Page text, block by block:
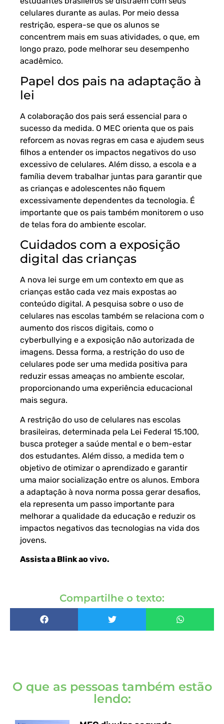
celulares durante as aulas. Por meio dessa
restrição, espera-se que os alunos se
concentrem mais em suas atividades, o que, em
longo prazo, pode melhorar seu desempenho
acadêmico.
Papel dos pais na adaptação à
lei
A colaboração dos pais será essencial para o
sucesso da medida. O MEC orienta que os pais
reforcem as novas regras em casa e ajudem seus
filhos a entender os impactos negativos do uso
excessivo de celulares. Além disso, a escola e a
família devem trabalhar juntas para garantir que
as crianças e adolescentes não fiquem
excessivamente dependentes da tecnologia. É
importante que os pais também monitorem o uso
de telas fora do ambiente escolar.
Cuidados com a exposição
digital das crianças
A nova lei surge em um contexto em que as
crianças estão cada vez mais expostas ao
conteúdo digital. A pesquisa sobre o uso de
celulares nas escolas também se relaciona com o
aumento dos riscos digitais, como o
cyberbullying e a exposição não autorizada de
imagens. Dessa forma, a restrição do uso de
celulares pode ser uma medida positiva para
reduzir essas ameaças no ambiente escolar,
proporcionando uma experiência educacional
mais segura.
A restrição do uso de celulares nas escolas
brasileiras, determinada pela Lei Federal 15.100,
busca proteger a saúde mental e o bem-estar
dos estudantes. Além disso, a medida tem o
objetivo de otimizar o aprendizado e garantir
uma maior socialização entre os alunos. Embora
a adaptação à nova norma possa gerar desafios,
ela representa um passo importante para
melhorar a qualidade da educação e reduzir os
impactos negativos das tecnologias na vida dos
jovens.
Assista a Blink ao vivo.
Compartilhe o texto:
O que as pessoas também estão
lendo: